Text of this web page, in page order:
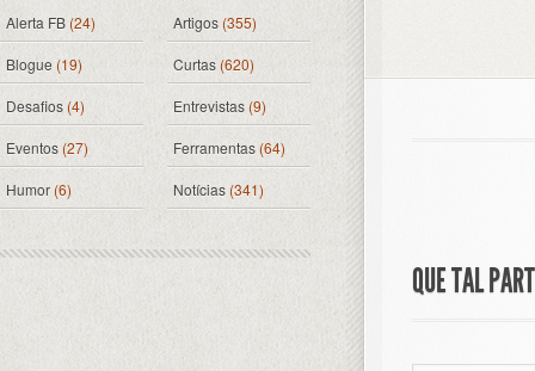
QUE TAL
Alerta FB(24) Artigos (355)
Blogue (19) Curtas (620)
Desafios (4) Entrevistas (9)
Eventos(27) Ferramentas(64)
Humor (6) Notícias(341)